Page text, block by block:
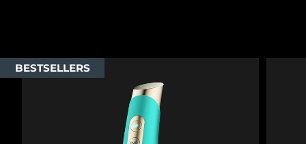
BESTSELLERS
Letônia Entrega prevista8/8/26